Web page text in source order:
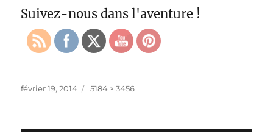
Suivez-nous dans l'aventure !
Publié
février 19, 2014
Taille
5184 × 3456